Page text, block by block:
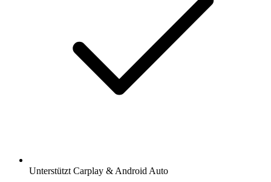
Unterstützt Carplay & Android Auto